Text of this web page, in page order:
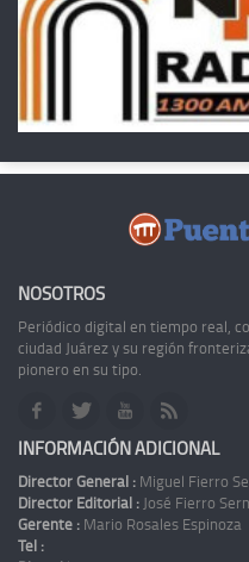
NOSOTROS
Periódico digital en tiempo real,
ciudad Juárez y su región
pionero en su tipo.
INFORMACIÓN ADICIONAL
Director General : Miguel Fierro
Director Editorial : José Fierro
Gerente : Mario Rosales Espinoza
Tel :